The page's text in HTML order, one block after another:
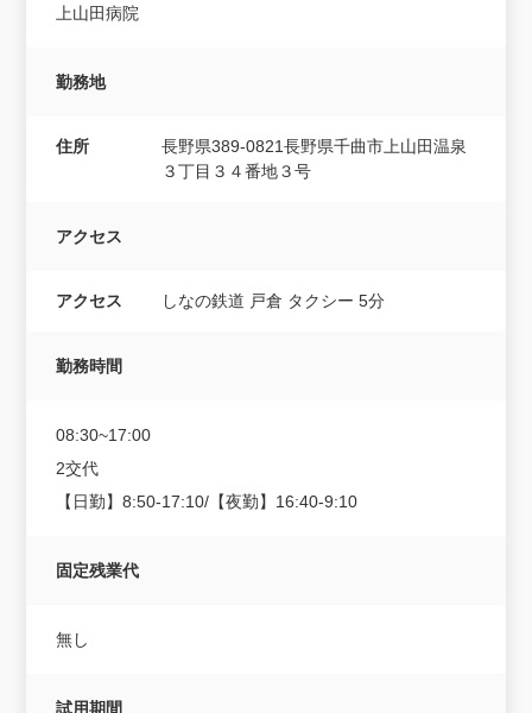
上山田病院
勤務地
住所
長野県389-0821長野県千曲市上山田温泉
３丁目３４番地３号
アクセス
アクセス しなの鉄道 戸倉 タクシー 5分
勤務時間
08:30~17:00
2交代
【日勤】8:50-17:10/【夜勤】16:40-9:10
固定残業代
無し
試用期間